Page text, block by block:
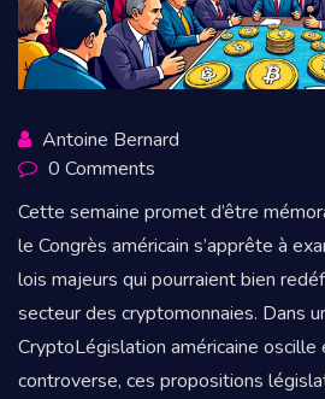
Antoine Bernard
0 Comments
Cette semaine promet d’être
le Congrès américain s’apprête à
lois majeurs qui pourraient bien
secteur des cryptomonnaies. Dans
CryptoLégislation américaine
controverse, ces propositions